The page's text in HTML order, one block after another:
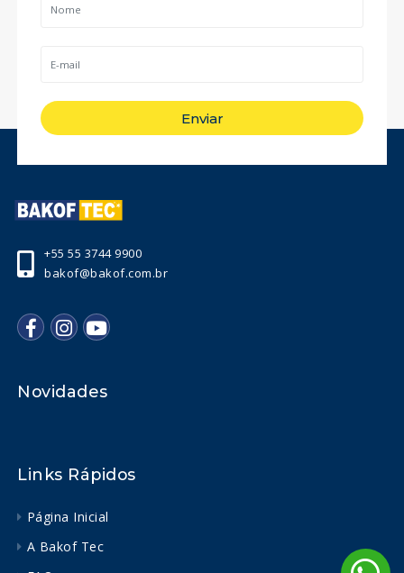
Enviar
+55 55 3744 9900
bakof@bakof.com.br
Novidades
Links Rápidos
Página Inicial
A Bakof Tec